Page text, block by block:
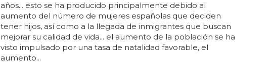
años... esto se ha producido principalmente debido al
aumento del número de mujeres españolas que deciden
tener hijos, así como a la llegada de inmigrantes que buscan
mejorar su calidad de vida... el aumento de la población se ha
visto impulsado por una tasa de natalidad favorable, el
aumento...